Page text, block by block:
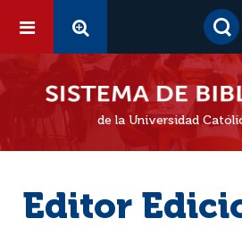
de la Universidad
Editor